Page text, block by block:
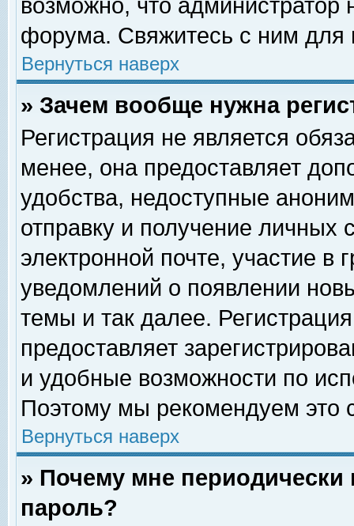
возможно, что
форума. Свяжитесь с ним для
Вернуться наверх
» Зачем вообще нужна
Регистрация не является
менее, она предоставляет
удобства, недоступные
отправку и получение личных
электронной почте, участие в
уведомлений о появлении
темы и так далее.
предоставляет
и удобные возможности по
Поэтому мы рекомендуем это
Вернуться наверх
» Почему мне
пароль?